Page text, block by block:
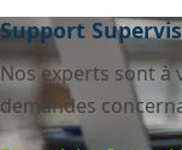
Support
Nos experts sont
demandes